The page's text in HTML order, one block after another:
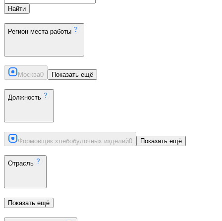
Найти
Регион места работы
Москва0 Показать ещё
Должность
Формовщик хлебобулочных изделий0 Показать ещё
Отрасль
Показать ещё